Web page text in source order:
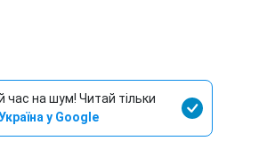
час на шум! Читай тільки
у Google